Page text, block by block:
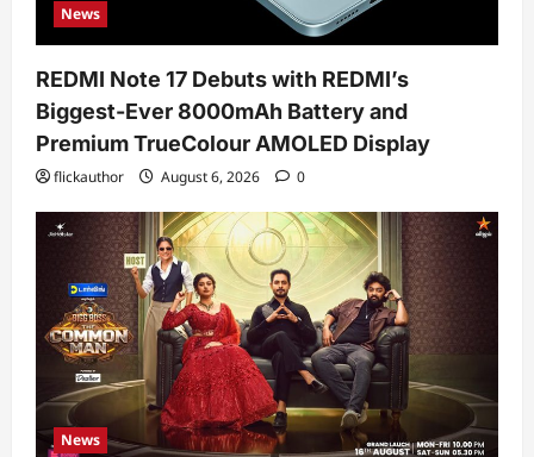
News
REDMI Note 17 Debuts with REDMI’s
Biggest-Ever 8000mAh Battery and
Premium TrueColour AMOLED Display
flickauthor August 6, 2026 0
News